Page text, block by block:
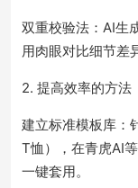
双重校验法：AI生
用肉眼对比细节差
2. 提高效率的方法
建立标准模板库：
T恤），在青虎AI
一键套用。